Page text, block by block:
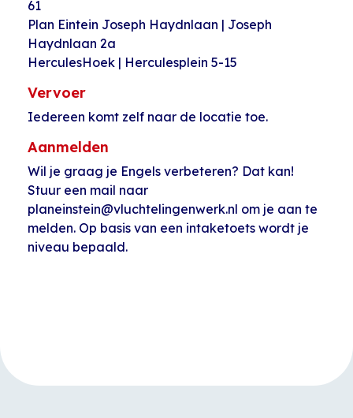
61
Plan Eintein Joseph Haydnlaan | Joseph
Haydnlaan 2a
HerculesHoek | Herculesplein 5-15
Vervoer
Iedereen komt zelf naar de locatie toe.
Aanmelden
Wil je graag je Engels verbeteren? Dat kan!
Stuur een mail naar
planeinstein@vluchtelingenwerk.nl om je aan te
melden. Op basis van een intaketoets wordt je
niveau bepaald.